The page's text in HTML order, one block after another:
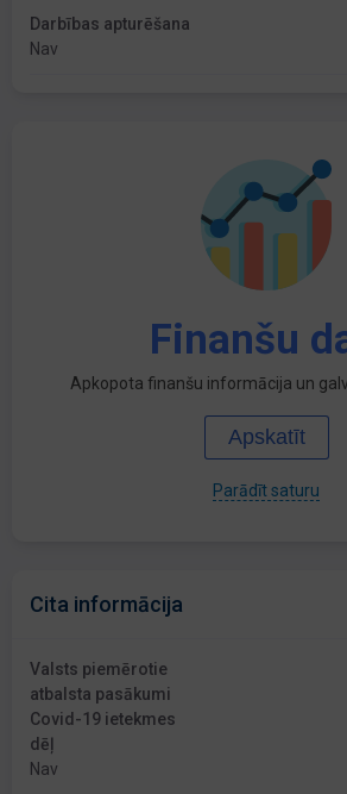
Darbības apturēšana
Nav
Finanšu
Apkopota finanšu informācija un
Apskatīt
Parādīt saturu
Cita informācija
Valsts piemērotie
atbalsta pasākumi
Covid-19 ietekmes
dēļ
Nav